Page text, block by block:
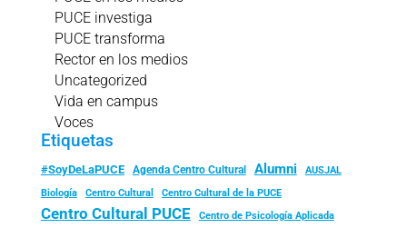
PUCE investiga
PUCE transforma
Rector en los medios
Uncategorized
Vida en campus
Voces
Etiquetas
#SoyDeLaPUCE Agenda Centro Cultural Alumni
AUSJAL
Biología
Centro Cultural Centro Cultural de la PUCE
Centro Cultural PUCE Centro de Psicología Aplicada